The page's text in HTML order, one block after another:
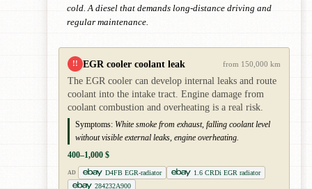
cold. A diesel that demands long-distance driving and
regular maintenance.
!! EGR cooler coolant leak from 150,000 km
The EGR cooler can develop internal leaks and route
coolant into the intake tract. Engine damage from
coolant combustion and overheating is a real risk.
Symptoms: White smoke from exhaust, falling coolant level
without visible external leaks, engine overheating.
400–1,000 $
AD D4FB EGR-radiator
1.6 CRDi EGR radiator
284232A900